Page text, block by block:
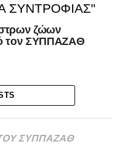
ΣΥΝΤΡΟΦΙΑΣ"
ζώων
τον ΣΥΠΠΑΖΑΘ
ΣΥΠΠΑΖΑΘ